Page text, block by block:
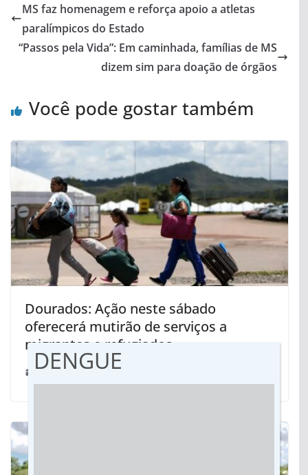
MS faz homenagem e reforça apoio a atletas
paralímpicos do Estado
“Passos pela Vida”: Em caminhada, famílias de MS
dizem sim para doação de órgãos
Você pode gostar também
Dourados: Ação neste sábado
oferecerá mutirão de serviços a
migrantes e refugiados
17/06/2025
DENGUE